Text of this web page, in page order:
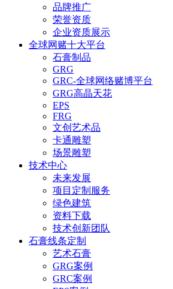
品牌推广
荣誉资质
企业资质展示
全球网赌十大平台
石膏制品
GRG
GRC-全球网络赌博平台
GRG高晶天花
EPS
FRG
文创艺术品
卡通雕塑
场景雕塑
技术中心
未来发展
项目定制服务
绿色建筑
资料下载
技术创新团队
石膏线条定制
艺术石膏
GRG案例
GRC案例